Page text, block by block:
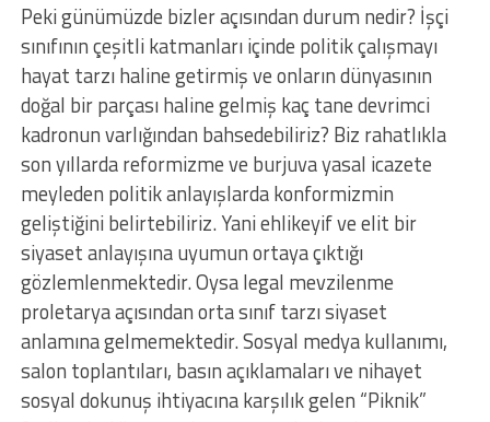
Peki günümüzde bizler açısından durum nedir? İşçi
sınıfının çeşitli katmanları içinde politik çalışmayı
hayat tarzı haline getirmiş ve onların dünyasının
doğal bir parçası haline gelmiş kaç tane devrimci
kadronun varlığından bahsedebiliriz? Biz rahatlıkla
son yıllarda reformizme ve burjuva yasal icazete
meyleden politik anlayışlarda konformizmin
geliştiğini belirtebiliriz. Yani ehlikeyif ve elit bir
siyaset anlayışına uyumun ortaya çıktığı
gözlemlenmektedir. Oysa legal mevzilenme
proletarya açısından orta sınıf tarzı siyaset
anlamına gelmemektedir. Sosyal medya kullanımı,
salon toplantıları, basın açıklamaları ve nihayet
sosyal dokunuş ihtiyacına karşılık gelen “Piknik”